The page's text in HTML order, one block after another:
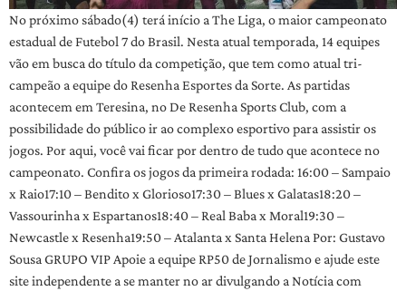
No próximo sábado(4) terá início a The Liga, o maior campeonato
estadual de Futebol 7 do Brasil. Nesta atual temporada, 14 equipes
vão em busca do título da competição, que tem como atual tri-
campeão a equipe do Resenha Esportes da Sorte. As partidas
acontecem em Teresina, no De Resenha Sports Club, com a
possibilidade do público ir ao complexo esportivo para assistir os
jogos. Por aqui, você vai ficar por dentro de tudo que acontece no
campeonato. Confira os jogos da primeira rodada: 16:00 – Sampaio
x Raio17:10 – Bendito x Glorioso17:30 – Blues x Galatas18:20 –
Vassourinha x Espartanos18:40 – Real Baba x Moral19:30 –
Newcastle x Resenha19:50 – Atalanta x Santa Helena Por: Gustavo
Sousa GRUPO VIP Apoie a equipe RP50 de Jornalismo e ajude este
site independente a se manter no ar divulgando a Notícia com